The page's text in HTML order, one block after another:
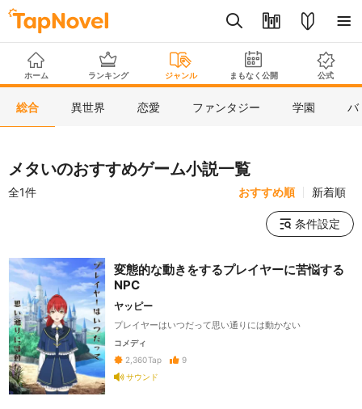
ホーム ランキング ジャンル まもなく公開 公式
総合 異世界 恋愛 ファンタジー 学園 バ
メタいのおすすめゲーム小説一覧
全1件 おすすめ順 新着順
条件設定
変態的な動きをするプレイヤーに苦悩する
NPC
ヤッピー
プレイヤーはいつだって思い通りには動かない
コメディ
2,360Tap
9
サウンド